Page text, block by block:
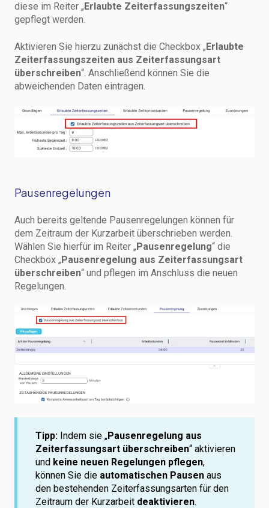
diese im Reiter „ Erlaubte Zeiterfassungszeiten“
gepflegt werden.
Aktivieren Sie hierzu zunächst die Checkbox „Erlaubte
Zeiterfassungszeiten aus Zeiterfassungsart
überschreiben“. Anschließend können Sie die
abweichenden Daten eintragen.
Pausenregelungen
Auch bereits geltende Pausenregelungen können für
dem Zeitraum der Kurzarbeit überschrieben werden.
Wählen Sie hierfür im Reiter „Pausenregelung“ die
Checkbox „Pausenregelung aus Zeiterfassungsart
überschreiben“ und pflegen im Anschluss die neuen
Regelungen.
Tipp: Indem sie „Pausenregelung aus
Zeiterfassungsart überschreiben“ aktivieren
und keine neuen Regelungen pflegen,
können Sie die automatischen Pausen aus
den bestehenden Zeiterfassungsarten für den
Zeitraum der Kurzarbeit deaktivieren.